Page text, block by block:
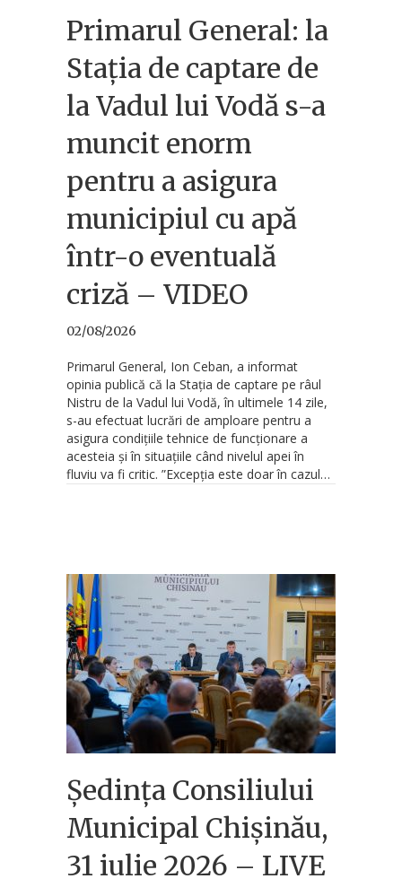
Primarul General: la
Stația de captare de
la Vadul lui Vodă s-a
muncit enorm
pentru a asigura
municipiul cu apă
într-o eventuală
criză – VIDEO
02/08/2026
Primarul General, Ion Ceban, a informat
opinia publică că la Stația de captare pe râul
Nistru de la Vadul lui Vodă, în ultimele 14 zile,
s-au efectuat lucrări de amploare pentru a
asigura condițiile tehnice de funcționare a
acesteia și în situațiile când nivelul apei în
fluviu va fi critic. ”Excepția este doar în cazul…
Ședința Consiliului
Municipal Chișinău,
31 iulie 2026 – LIVE